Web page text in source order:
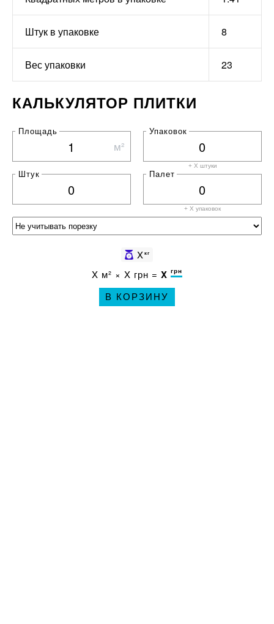
Штук в упаковке 8
Вес упаковки 23
КАЛЬКУЛЯТОР ПЛИТКИ
Площадь
м²
Упаковок
+ X штуки
Штук Палет
+ X упаковок
Xкг
X м² × X грн = X грн
В КОРЗИНУ